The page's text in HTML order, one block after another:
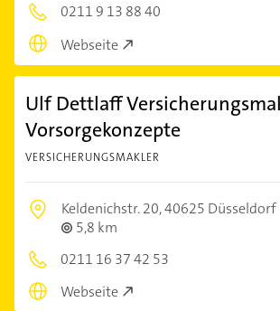
0211 9 13 88 40
Webseite
Ulf Dettlaff
Vorsorgekonzepte
VERSICHERUNGSMAKLER
Keldenichstr. 20,40625 Düsseldorf
5,8 km
0211 16 37 42 53
Webseite